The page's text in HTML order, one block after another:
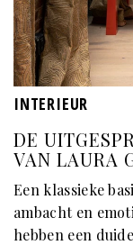
INTERIEUR
DE
VAN LAURA
Een klassieke
ambacht en
hebben een